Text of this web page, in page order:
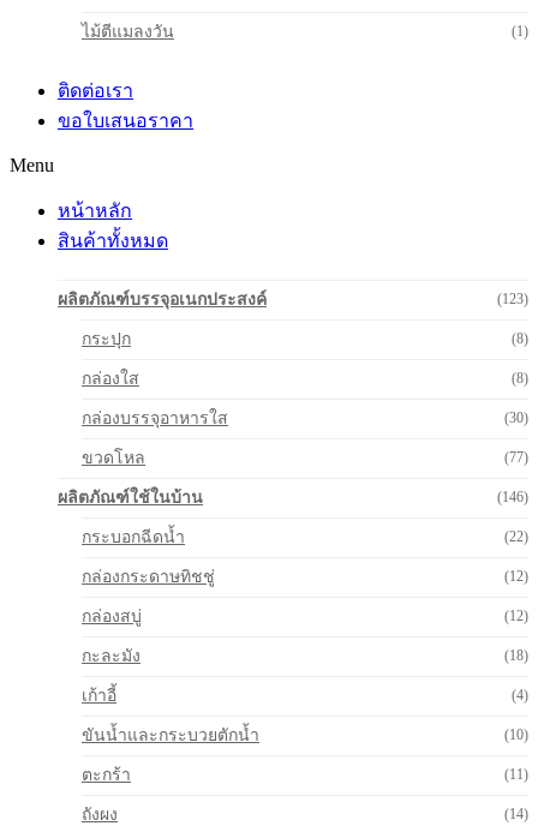
ไม้ตีแมลงวัน (1)
ติดต่อเรา
ขอใบเสนอราคา
Menu
หน้าหลัก
สินค้าทั้งหมด
ผลิตภัณฑ์บรรจุอเนกประสงค์ (123)
กระปุก (8)
กล่องใส (8)
กล่องบรรจุอาหารใส (30)
ขวดโหล (77)
ผลิตภัณฑ์ใช้ในบ้าน (146)
กระบอกฉีดน้ำ (22)
กล่องกระดาษทิชชู่ (12)
กล่องสบู่ (12)
กะละมัง (18)
เก้าอี้ (4)
ขันน้ำและกระบวยตักน้ำ (10)
ตะกร้า (11)
ถังผง (14)